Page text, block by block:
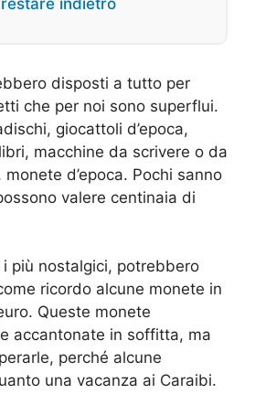
disposti a tutto per
che per noi sono superflui.
giocattoli d’epoca,
macchine da scrivere o da
d’epoca. Pochi sanno
valere centinaia di
più nostalgici, potrebbero
ricordo alcune monete in
Queste monete
accantonate in soffitta, ma
perché alcune
una vacanza ai Caraibi.